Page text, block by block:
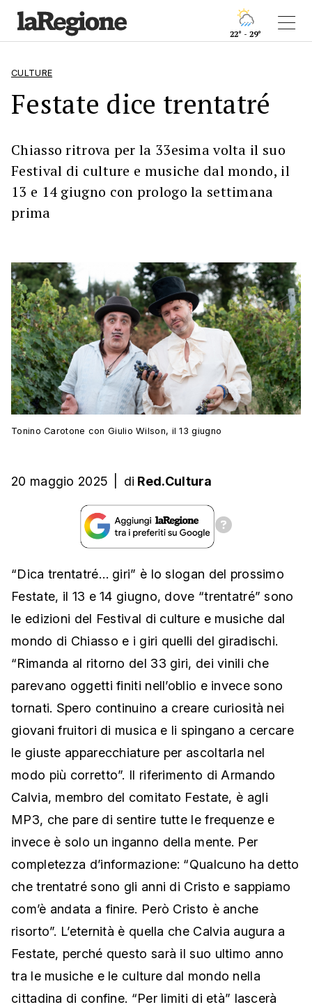
22° - 29°
CULTURE
Festate dice trentatré
Chiasso ritrova per la 33esima volta il suo
Festival di culture e musiche dal mondo, il
13 e 14 giugno con prologo la settimana
prima
Tonino Carotone con Giulio Wilson, il 13 giugno
20 maggio 2025 di Red.Cultura
“Dica trentatré… giri” è lo slogan del prossimo
Festate, il 13 e 14 giugno, dove “trentatré” sono
le edizioni del Festival di culture e musiche dal
mondo di Chiasso e i giri quelli del giradischi.
“Rimanda al ritorno del 33 giri, dei vinili che
parevano oggetti finiti nell’oblio e invece sono
tornati. Spero continuino a creare curiosità nei
giovani fruitori di musica e li spingano a cercare
le giuste apparecchiature per ascoltarla nel
modo più corretto”. Il riferimento di Armando
Calvia, membro del comitato Festate, è agli
MP3, che pare di sentire tutte le frequenze e
invece è solo un inganno della mente. Per
completezza d’informazione: “Qualcuno ha detto
che trentatré sono gli anni di Cristo e sappiamo
com’è andata a finire. Però Cristo è anche
risorto”. L’eternità è quella che Calvia augura a
Festate, perché questo sarà il suo ultimo anno
tra le musiche e le culture dal mondo nella
cittadina di confine. “Per limiti di età” lascerà